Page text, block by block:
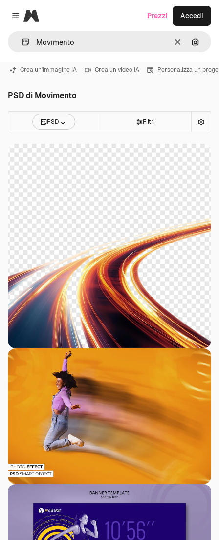
Close menu
Magnific
CancellaCerca
Prezzi Accedi
Crea un'immagine IA Crea un video IA Personalizza un
PSD di Movimento
PSD Filtri